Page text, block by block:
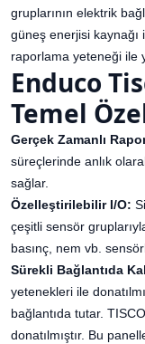
gruplarının elektrik
güneş enerjisi kaynağı
raporlama yeteneği ile
Enduco
Temel
Gerçek Zamanlı
süreçlerinde anlık
sağlar.
Özelleştirilebilir I/O:
çeşitli sensör
basınç, nem vb.
Sürekli Bağlantıda
yetenekleri ile
bağlantıda tutar.
donatılmıştır. Bu